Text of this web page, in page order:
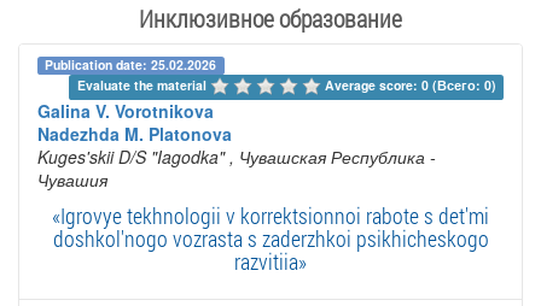
Инклюзивное образование
Publication date: 25.02.2026
Evaluate the material
Average score: 0 (Всего: 0)
Galina V. Vorotnikova
Nadezhda M. Platonova
Kuges'skii D/S "Iagodka" , Чувашская Республика -
Чувашия
«Igrovye tekhnologii v korrektsionnoi rabote s det'mi
doshkol'nogo vozrasta s zaderzhkoi psikhicheskogo
razvitiia»